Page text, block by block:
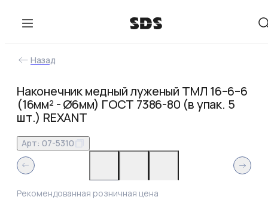
Назад
Наконечник медный луженый ТМЛ 16–6–6
(16мм² - Ø6мм) ГОСТ 7386-80 (в упак. 5
шт.) REXANT
Арт: 07-5310
Рекомендованная розничная цена